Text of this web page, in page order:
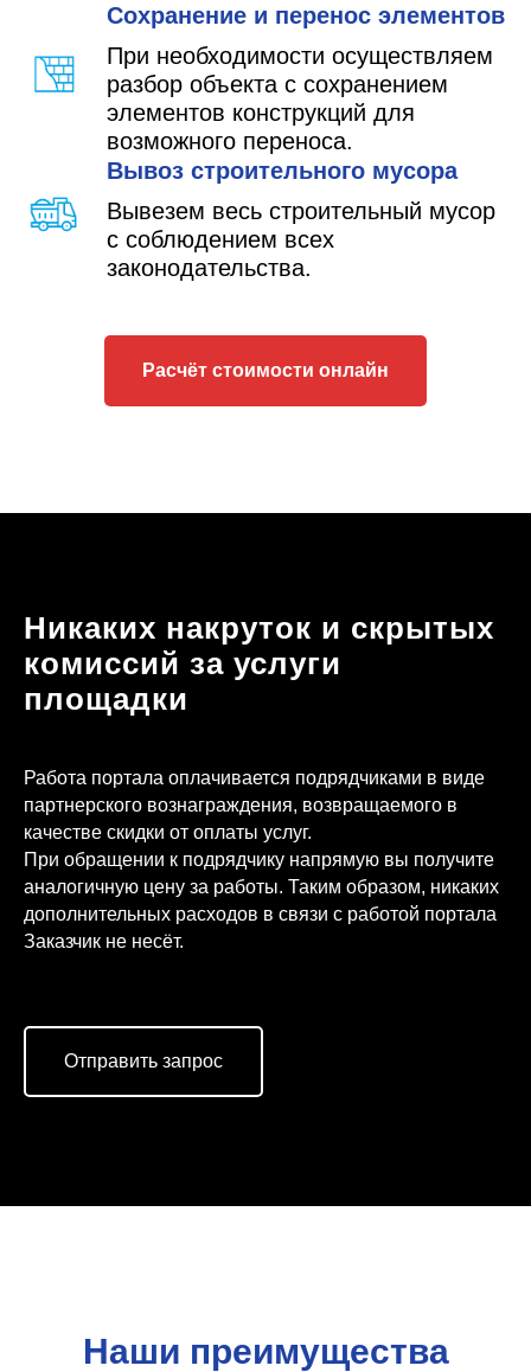
Сохранение и перенос элементов
При необходимости осуществляем
разбор объекта с сохранением
элементов конструкций для
возможного переноса.
Вывоз строительного мусора
Вывезем весь строительный мусор
с соблюдением всех
законодательства.
Расчёт стоимости онлайн
Никаких накруток и скрытых
комиссий за услуги
площадки
Работа портала оплачивается подрядчиками в виде
партнерского вознаграждения, возвращаемого в
качестве скидки от оплаты услуг.
При обращении к подрядчику напрямую вы получите
аналогичную цену за работы. Таким образом, никаких
дополнительных расходов в связи с работой портала
Заказчик не несёт.
Отправить запрос
Наши преимущества